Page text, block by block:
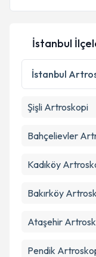
Kişisel
Metni'ni
İstanbul
İstanbul
Şişli Artroskopi
Bahçelievler
Kadıköy
Bakırköy
Ataşehir
Pendik